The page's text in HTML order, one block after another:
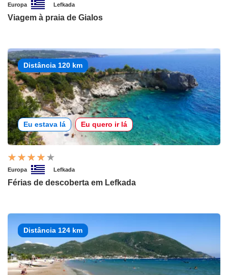
Europa Lefkada
Viagem à praia de Gialos
Distância 120 km
Eu estava lá Eu quero ir lá
Europa Lefkada
Férias de descoberta em Lefkada
Distância 124 km